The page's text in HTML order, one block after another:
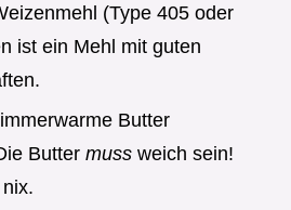
(Type 405 oder
ist ein Mehl mit guten
Butter
Butter muss weich sein!